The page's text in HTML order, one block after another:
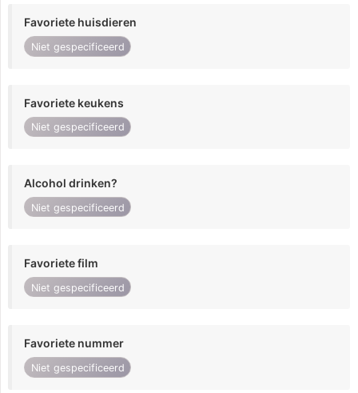
Favoriete huisdieren
Niet gespecificeerd
Favoriete keukens
Niet gespecificeerd
Alcohol drinken?
Niet gespecificeerd
Favoriete film
Niet gespecificeerd
Favoriete nummer
Niet gespecificeerd